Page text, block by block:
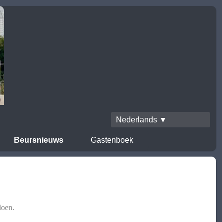
Nederlands ▼
Beursnieuws Gastenboek